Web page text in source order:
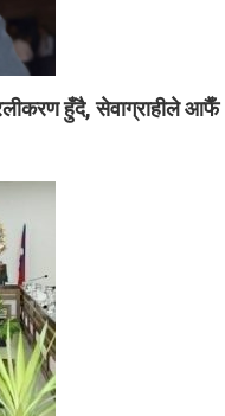
हुँदै, सेवाग्राहीले आफैँ